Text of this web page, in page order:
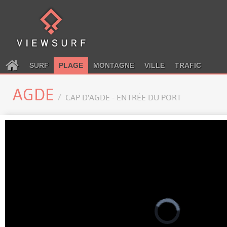
SURF PLAGE MONTAGNE VILLE TRAFIC
AGDE CAP D'AGDE - ENTRÉE DU PORT